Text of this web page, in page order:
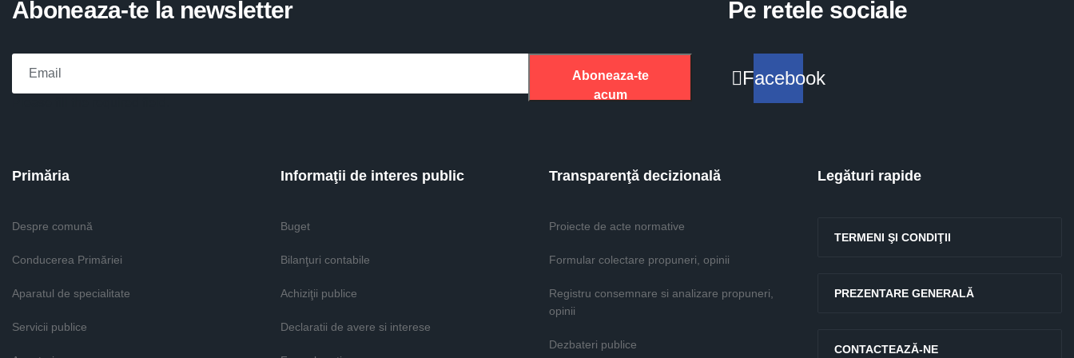
Aboneaza-te la newsletter
Aboneaza-te
acum
Pe retele sociale
Facebook
Primăria
Despre comună
Conducerea Primăriei
Aparatul de specialitate
Servicii publice
Informaţii de interes public
Buget
Bilanţuri contabile
Achiziţii publice
Declaratii de avere si interese
Transparenţă decizională
Proiecte de acte normative
Formular colectare propuneri, opinii
Registru consemnare si analizare propuneri,
opinii
Dezbateri publice
Legături rapide
TERMENI ŞI CONDIŢII
PREZENTARE GENERALĂ
CONTACTEAZĂ-NE